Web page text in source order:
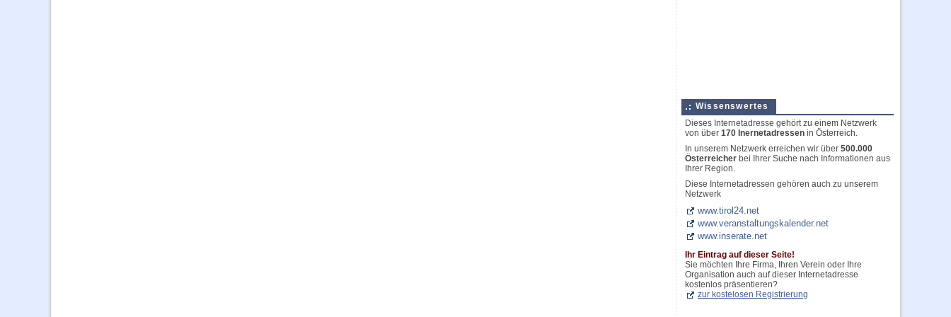
Wissenswertes
Dieses Internetadresse gehört zu einem Netzwerk
von über 170 Inernetadressen in Österreich.
In unserem Netzwerk erreichen wir über 500.000
Österreicher bei Ihrer Suche nach Informationen aus
Ihrer Region.
Diese Internetadressen gehören auch zu unserem
Netzwerk
www.tirol24.net
www.veranstaltungskalender.net
www.inserate.net
Ihr Eintrag auf dieser Seite!
Sie möchten Ihre Firma, Ihren Verein oder Ihre
Organisation auch auf dieser Internetadresse
kostenlos präsentieren?
zur kostelosen Registrierung